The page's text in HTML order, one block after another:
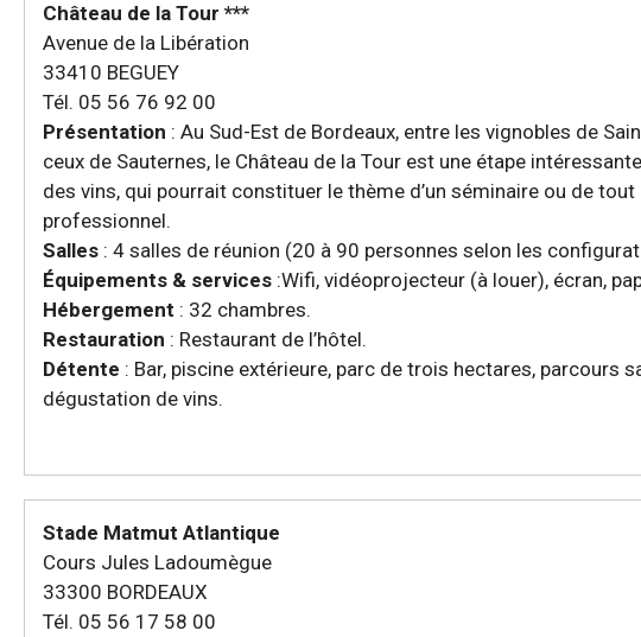
Château de la Tour ***
Avenue de la Libération
33410 BEGUEY
Tél. 05 56 76 92 00
Présentation : Au Sud-Est de Bordeaux, entre les vignobles de
ceux de Sauternes, le Château de la Tour est une étape
des vins, qui pourrait constituer le thème d’un séminaire ou de tout
professionnel.
Salles : 4 salles de réunion (20 à 90 personnes selon les
Équipements & services :Wifi, vidéoprojecteur (à louer), écran,
Hébergement : 32 chambres.
Restauration : Restaurant de l’hôtel.
Détente : Bar, piscine extérieure, parc de trois hectares, parcours
dégustation de vins.
Stade Matmut Atlantique
Cours Jules Ladoumègue
33300 BORDEAUX
Tél. 05 56 17 58 00